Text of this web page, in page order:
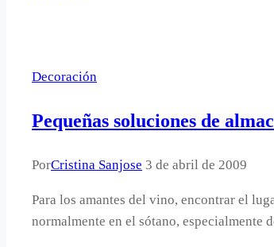
cabecero
la
cama.
Decoración
Pequeñas soluciones de
PorCristina Sanjose 3 de abril de 2009
Para los amantes del vino, encontrar el
normalmente en el sótano, especialmente